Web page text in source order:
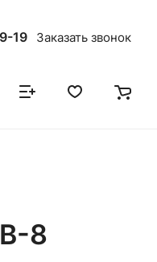
19 Заказать звонок
8